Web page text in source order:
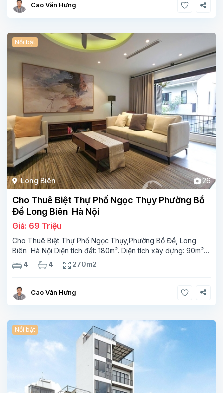
Cao Văn Hưng
Long Biên 26
Nổi bật
Cho Thuê Biệt Thự Phố Ngọc Thụy Phường Bồ
Đề Long Biên Hà Nội
Giá: 69 Triệu
Cho Thuê Biệt Thự Phố Ngọc Thụy,Phường Bồ Đề, Long
Biên Hà Nội Diện tích đất: 180m². Diện tích xây dựng: 90m² x
4 tầng, 4 phòng ngủ,4 phòng tắm Tầng 1 phòng bếp wc
phòng ngủ.phòng tắm Tầng 2 phong khách, phòng
4 4 270m2
Cao Văn Hưng
Nổi bật